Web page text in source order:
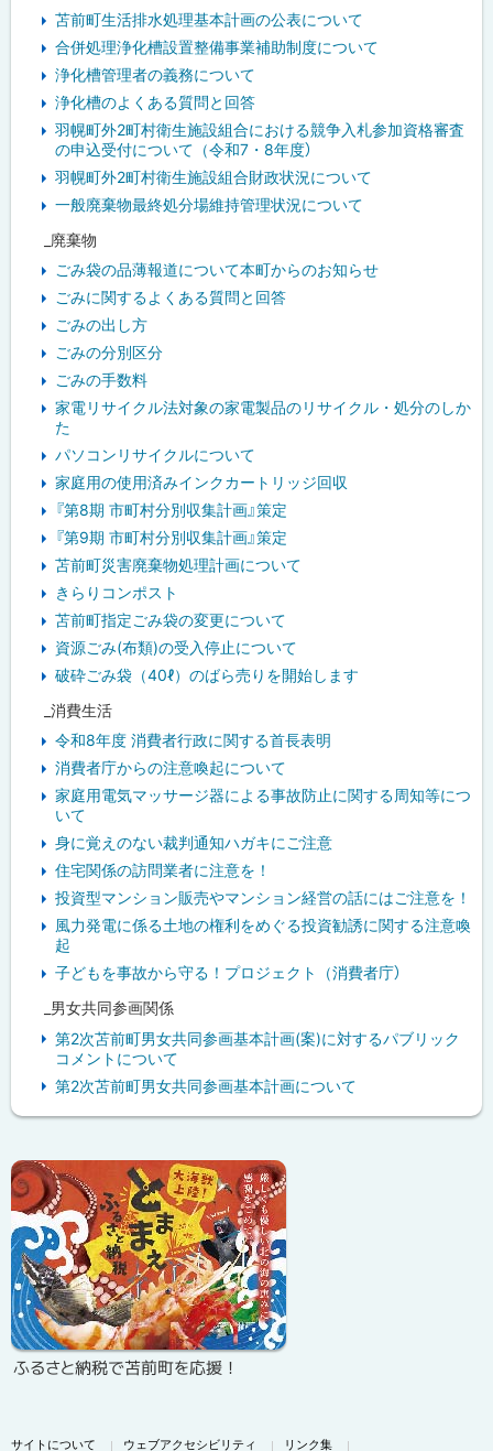
苫前町生活排水処理基本計画の公表について
合併処理浄化槽設置整備事業補助制度について
浄化槽管理者の義務について
浄化槽のよくある質問と回答
羽幌町外2町村衛生施設組合における競争入札参加資格審査
の申込受付について（令和7・8年度）
羽幌町外2町村衛生施設組合財政状況について
一般廃棄物最終処分場維持管理状況について
_廃棄物
ごみ袋の品薄報道について本町からのお知らせ
ごみに関するよくある質問と回答
ごみの出し方
ごみの分別区分
ごみの手数料
家電リサイクル法対象の家電製品のリサイクル・処分のしか
た
パソコンリサイクルについて
家庭用の使用済みインクカートリッジ回収
『第8期 市町村分別収集計画』策定
『第9期 市町村分別収集計画』策定
苫前町災害廃棄物処理計画について
きらりコンポスト
苫前町指定ごみ袋の変更について
資源ごみ(布類)の受入停止について
破砕ごみ袋（40ℓ）のばら売りを開始します
_消費生活
令和8年度 消費者行政に関する首長表明
消費者庁からの注意喚起について
家庭用電気マッサージ器による事故防止に関する周知等につ
いて
身に覚えのない裁判通知ハガキにご注意
住宅関係の訪問業者に注意を！
投資型マンション販売やマンション経営の話にはご注意を！
風力発電に係る土地の権利をめぐる投資勧誘に関する注意喚
起
子どもを事故から守る！プロジェクト（消費者庁）
_男女共同参画関係
第2次苫前町男女共同参画基本計画(案)に対するパブリック
コメントについて
第2次苫前町男女共同参画基本計画について
ッ
ク
ア
ッ
プ
ふるさと納税で苫前町を応援！
サイトについて ウェブアクセシビリティ リンク集